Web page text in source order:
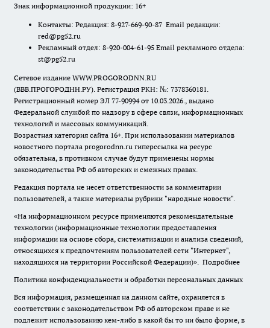
Знак информационной продукции: 16+
Контакты: Редакция: 8-927-669-90-87 Email редакции:
red@pg52.ru
Рекламный отдел: 8-920-004-61-95 Email рекламного отдела:
st@pg52.ru
Сетевое издание WWW.PROGORODNN.RU
(ВВВ.ПРОГОРОДНН.РУ). Регистрация РКН: №: 7378360181.
Регистрационный номер ЭЛ 77-90994 от 10.03.2026., выдано
Федеральной службой по надзору в сфере связи, информационных
технологий и массовых коммуникаций.
Возрастная категория сайта 16+. При использовании материалов
новостного портала progorodnn.ru гиперссылка на ресурс
обязательна, в противном случае будут применены нормы
законодательства РФ об авторских и смежных правах.
Редакция портала не несет ответственности за комментарии
пользователей, а также материалы рубрики "народные новости".
«На информационном ресурсе применяются рекомендательные
технологии (информационные технологии предоставления
информации на основе сбора, систематизации и анализа сведений,
относящихся к предпочтениям пользователей сети "Интернет",
находящихся на территории Российской Федерации)». Подробнее
Политика конфиденциальности и обработки персональных данных
Вся информация, размещенная на данном сайте, охраняется в
соответствии с законодательством РФ об авторском праве и не
подлежит использованию кем-либо в какой бы то ни было форме, в